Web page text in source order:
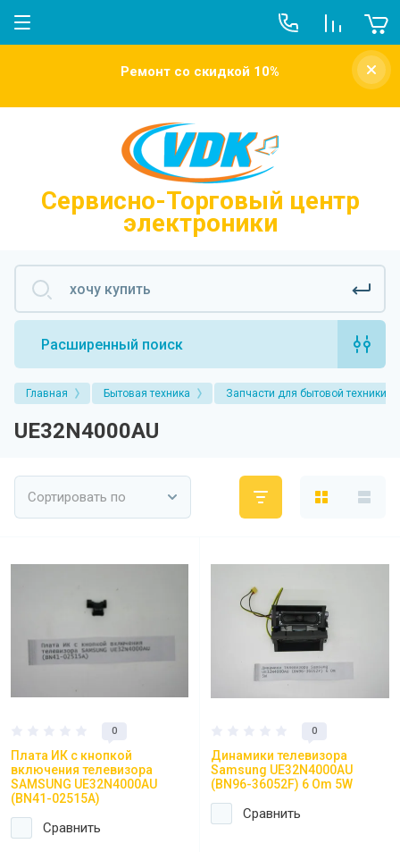
О компании
Новости
Напишите нам
Ремонт со скидкой 10%
Сервисно-Торговый центр
электроники
Расширенный поиск
Главная Бытовая техника Запчасти для бытовой техники
UE32N4000AU
Сортировать по
0
Плата ИК с кнопкой
включения телевизора
SAMSUNG UE32N4000AU
(BN41-02515A)
Сравнить
0
Динамики телевизора
Samsung UE32N4000AU
(BN96-36052F) 6 Om 5W
Сравнить